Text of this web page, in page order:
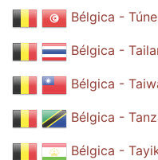
Bélgica -
Bélgica -
Bélgica -
Bélgica -
Bélgica -